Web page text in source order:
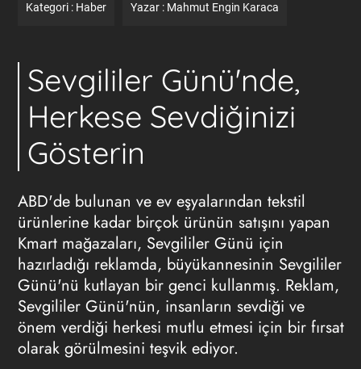
Kategori : Haber Yazar : Mahmut Engin Karaca
Sevgililer Günü'nde,
Herkese Sevdiğinizi
Gösterin
ABD'de bulunan ve ev eşyalarından tekstil
ürünlerine kadar birçok ürünün satışını yapan
Kmart mağazaları, Sevgililer Günü için
hazırladığı reklamda, büyükannesinin Sevgililer
Günü'nü kutlayan bir genci kullanmış. Reklam,
Sevgililer Günü'nün, insanların sevdiği ve
önem verdiği herkesi mutlu etmesi için bir fırsat
olarak görülmesini teşvik ediyor.